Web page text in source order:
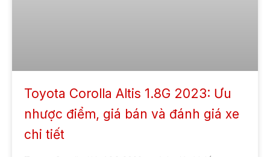
Toyota Corolla Altis 1.8G 2023: Ưu
nhược điểm, giá bán và đánh giá xe
chi tiết